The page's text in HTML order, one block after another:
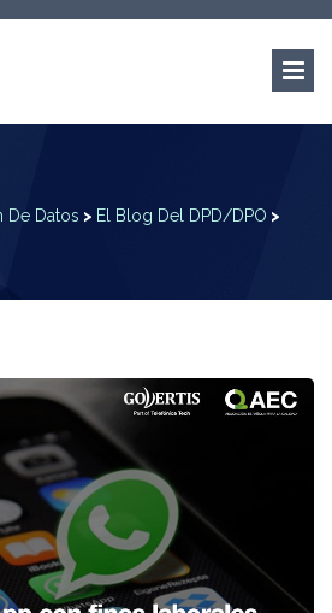
De Datos > El Blog Del DPD/DPO >